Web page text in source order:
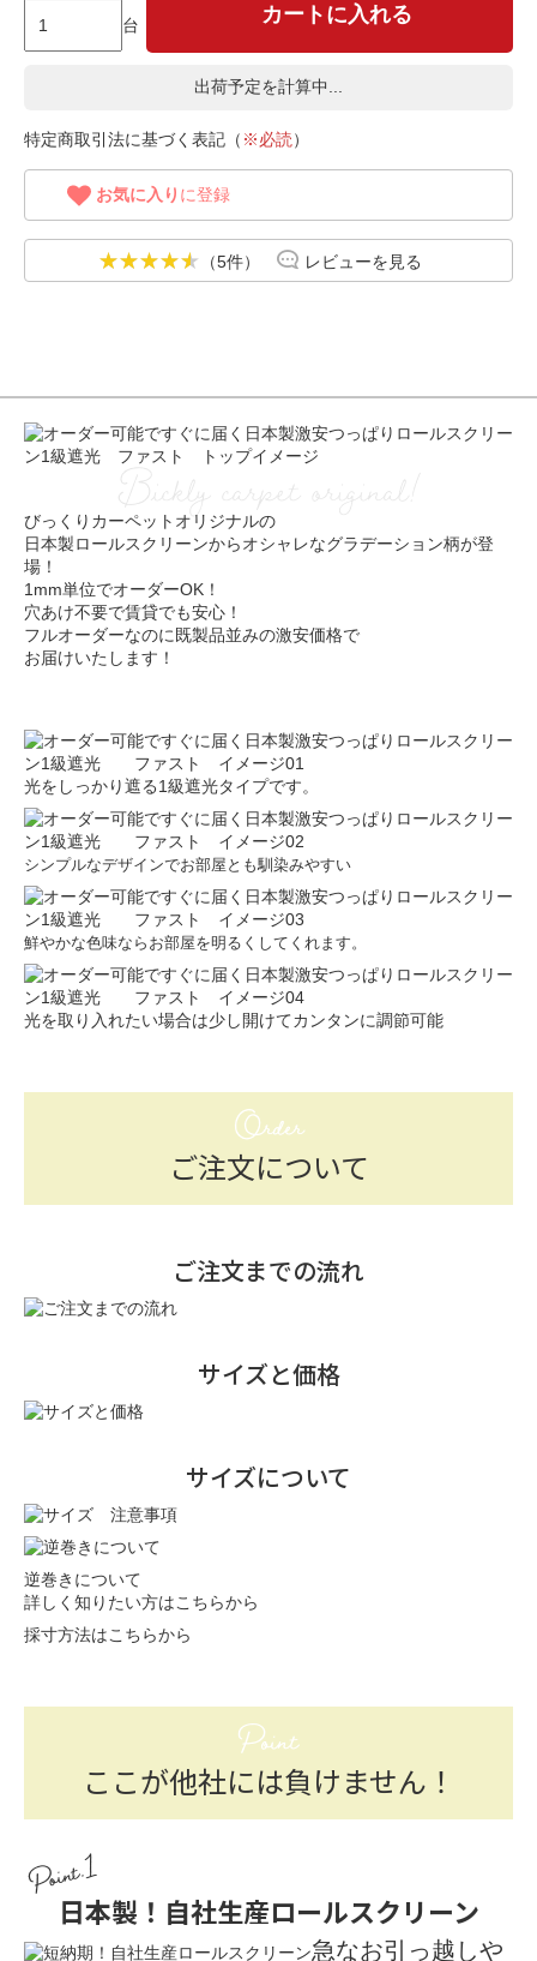
台
カートに入れる
出荷予定を計算中...
特定商取引法に基づく表記（ ※必読）
お気に入り に登録
（5件） レビューを見る
Bickly carpet original!
びっくりカーペットオリジナルの
日本製ロールスクリーンからオシャレなグラデーション柄が登
場！
1mm単位でオーダーOK！
穴あけ不要で賃貸でも安心！
フルオーダーなのに既製品並みの激安価格で
お届けいたします！
光をしっかり遮る1級遮光タイプです。
シンプルなデザインでお部屋とも馴染みやすい
鮮やかな色味ならお部屋を明るくしてくれます。
光を取り入れたい場合は少し開けてカンタンに調節可能
Order
ご注文について
ご注文までの流れ
サイズと価格
サイズについて
逆巻きについて
詳しく知りたい方はこちらから
採寸方法はこちらから
Point
ここが他社には負けません！
Point.1
日本製！自社生産ロールスクリーン
急なお引っ越しや